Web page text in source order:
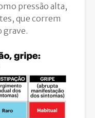
pressão alta,
que correm
grave.